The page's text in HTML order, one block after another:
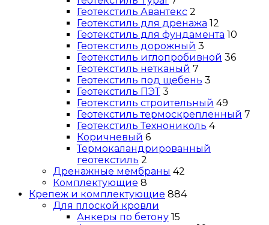
Геотекстиль Авантекс 2
Геотекстиль для дренажа 12
Геотекстиль для фундамента 10
Геотекстиль дорожный 3
Геотекстиль иглопробивной 36
Геотекстиль нетканый 7
Геотекстиль под щебень 3
Геотекстиль ПЭТ 3
Геотекстиль строительный 49
Геотекстиль термоскрепленный 7
Геотекстиль Технониколь 4
Коричневый 6
Термокаландрированный
геотекстиль 2
Дренажные мембраны 42
Комплектующие 8
Крепеж и комплектующие 884
Для плоской кровли
Анкеры по бетону 15